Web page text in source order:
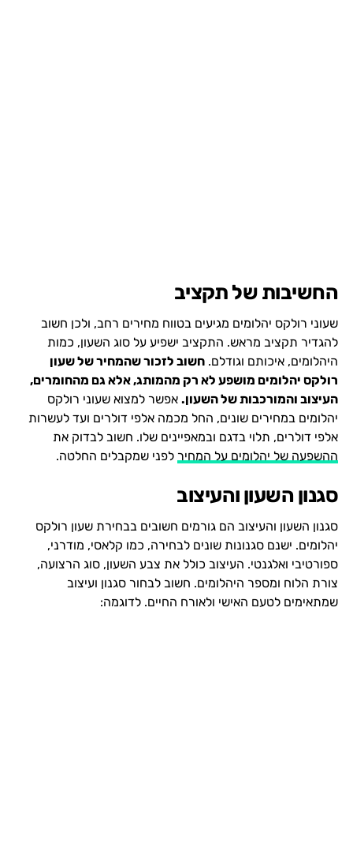
החשיבות של תקציב
שעוני רולקס יהלומים מגיעים בטווח מחירים רחב, ולכן חשוב
להגדיר תקציב מראש. התקציב ישפיע על סוג השעון, כמות
היהלומים, איכותם וגודלם. חשוב לזכור שהמחיר של שעון
רולקס יהלומים מושפע לא רק מהמותג, אלא גם מהחומרים,
העיצוב והמורכבות של השעון.אפשר למצוא שעוני רולקס
יהלומים במחירים שונים, החל מכמה אלפי דולרים ועד לעשרות
אלפי דולרים, תלוי בדגם ובמאפיינים שלו. חשוב לבדוק את
ההשפעה של יהלומים על המחירלפני שמקבלים החלטה.
סגנון השעון והעיצוב
סגנון השעון והעיצוב הם גורמים חשובים בבחירת שעון רולקס
יהלומים. ישנם סגנונות שונים לבחירה, כמו קלאסי, מודרני,
ספורטיבי ואלגנטי. העיצוב כולל את צבע השעון, סוג הרצועה,
צורת הלוח ומספר היהלומים. חשוב לבחור סגנון ועיצוב
שמתאימים לטעם האישי ולאורח החיים. לדוגמה: